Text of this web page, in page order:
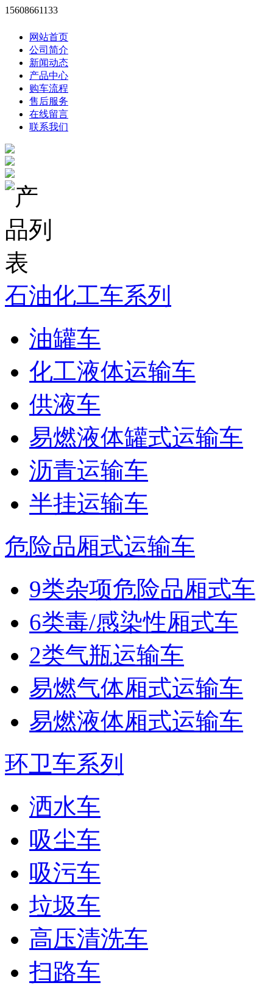
15608661133
网站首页
公司简介
新闻动态
产品中心
购车流程
售后服务
在线留言
联系我们
石油化工车系列
油罐车
化工液体运输车
供液车
易燃液体罐式运输车
沥青运输车
半挂运输车
危险品厢式运输车
9类杂项危险品厢式车
6类毒/感染性厢式车
2类气瓶运输车
易燃气体厢式运输车
易燃液体厢式运输车
环卫车系列
洒水车
吸尘车
吸污车
垃圾车
高压清洗车
扫路车